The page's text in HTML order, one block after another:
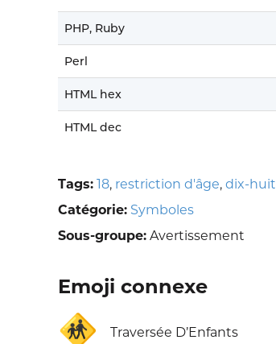
PHP, Ruby
Perl
HTML hex
HTML dec
Tags: 18, restriction d'âge, dix-huit
Catégorie: Symboles
Sous-groupe: Avertissement
Emoji connexe
🚸 Traversée D’Enfants